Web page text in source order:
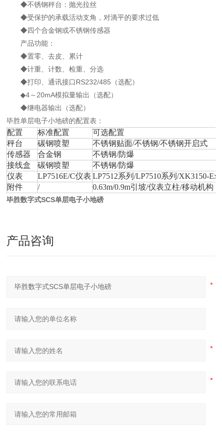
◆不锈钢秤台：抛光拉丝
◆受保护的承载活动支角，对滴平的要求过低
◆四个合金钢或不锈钢传感器
产品功能：
◆置零、去皮、累计
◆计重、计数、检重、分选
◆打印、通讯接口RS232/485（选配）
◆4～20mA模拟量输出（选配）
◆继电器输出（选配）
毕胜单层电子小地磅的配置表：
配置 标准配置
可选配置
秤台
碳钢喷塑
不锈钢贴面/不锈钢/不锈钢开启式
传感器
合金钢
不锈钢/防爆
接线盒
碳钢喷塑
不锈钢/防爆
仪表
LP7516E/C仪表 LP7512系列/LP7510系列/XK3150-Ex
附件
/ 0.63m/0.9m引坡/仪表立柱/移动机构
毕胜数字式SCS单层电子小地磅
产品咨询